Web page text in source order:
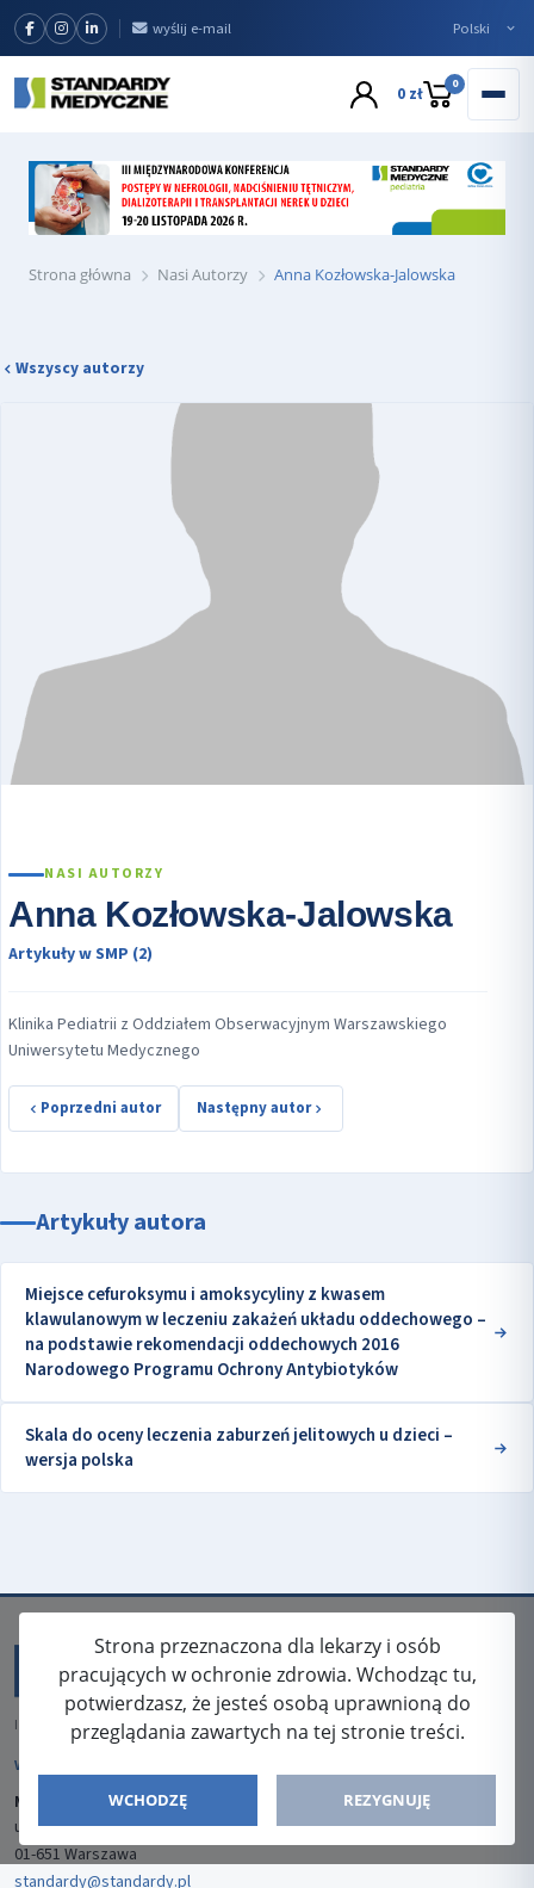
wyślij e-mail
0 zł 0
Strona główna Nasi Autorzy Anna Kozłowska-Jalowska
Wszyscy autorzy
NASI AUTORZY
Anna Kozłowska-Jalowska
Artykuły w SMP (2)
Klinika Pediatrii z Oddziałem Obserwacyjnym Warszawskiego
Uniwersytetu Medycznego
Poprzedni autor Następny autor
Artykuły autora
Miejsce cefuroksymu i amoksycyliny z kwasem
klawulanowym w leczeniu zakażeń układu oddechowego –
na podstawie rekomendacji oddechowych 2016
Narodowego Programu Ochrony Antybiotyków
Skala do oceny leczenia zaburzeń jelitowych u dzieci –
wersja polska
Strona przeznaczona dla lekarzy i osób
pracujących w ochronie zdrowia. Wchodząc tu,
potwierdzasz, że jesteś osobą uprawnioną do
przeglądania zawartych na tej stronie treści.
WCHODZĘ REZYGNUJĘ
ISSN: 2080-5438
WYDAWCA
Media-Press Sp. z o.o.
ul. Gwiaździsta 7B/8
01-651 Warszawa
standardy@standardy.pl